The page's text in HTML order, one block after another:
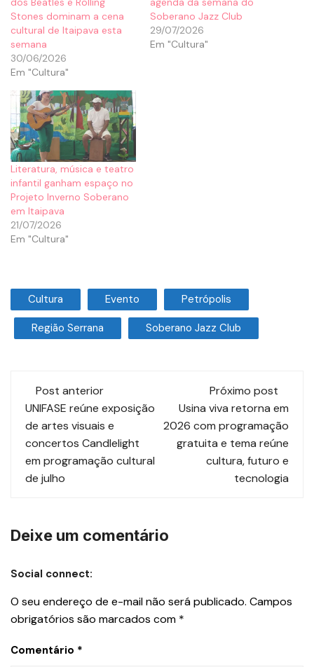
Stones dominam a cena
cultural de Itaipava esta
semana
30/06/2026
Em "Cultura"
Soberano Jazz Club
29/07/2026
Em "Cultura"
Literatura, música e teatro
infantil ganham espaço no
Projeto Inverno Soberano
em Itaipava
21/07/2026
Em "Cultura"
Cultura Evento Petrópolis
Região Serrana Soberano Jazz Club
Post anterior
UNIFASE reúne exposição
de artes visuais e
concertos Candlelight
em programação cultural
de julho
Próximo post
Usina viva retorna em
2026 com programação
gratuita e tema reúne
cultura, futuro e
tecnologia
Deixe um comentário
Social connect:
O seu endereço de e-mail não será publicado. Campos
obrigatórios são marcados com *
Comentário *